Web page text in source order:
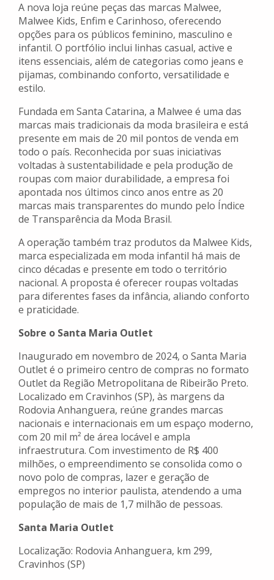
A nova loja reúne peças das marcas Malwee,
Malwee Kids, Enfim e Carinhoso, oferecendo
opções para os públicos feminino, masculino e
infantil. O portfólio inclui linhas casual, active e
itens essenciais, além de categorias como jeans e
pijamas, combinando conforto, versatilidade e
estilo.
Fundada em Santa Catarina, a Malwee é uma das
marcas mais tradicionais da moda brasileira e está
presente em mais de 20 mil pontos de venda em
todo o país. Reconhecida por suas iniciativas
voltadas à sustentabilidade e pela produção de
roupas com maior durabilidade, a empresa foi
apontada nos últimos cinco anos entre as 20
marcas mais transparentes do mundo pelo Índice
de Transparência da Moda Brasil.
A operação também traz produtos da Malwee Kids,
marca especializada em moda infantil há mais de
cinco décadas e presente em todo o território
nacional. A proposta é oferecer roupas voltadas
para diferentes fases da infância, aliando conforto
e praticidade.
Sobre o Santa Maria Outlet
Inaugurado em novembro de 2024, o Santa Maria
Outlet é o primeiro centro de compras no formato
Outlet da Região Metropolitana de Ribeirão Preto.
Localizado em Cravinhos (SP), às margens da
Rodovia Anhanguera, reúne grandes marcas
nacionais e internacionais em um espaço moderno,
com 20 mil m² de área locável e ampla
infraestrutura. Com investimento de R$ 400
milhões, o empreendimento se consolida como o
novo polo de compras, lazer e geração de
empregos no interior paulista, atendendo a uma
população de mais de 1,7 milhão de pessoas.
Santa Maria Outlet
Localização: Rodovia Anhanguera, km 299,
Cravinhos (SP)